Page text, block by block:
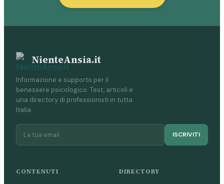
NienteAnsia.it
Informazione e supporto per il
benessere psicologico. Test, articoli e
una directory di professionisti in tutta
Italia.
ISCRIVITI
CONTENUTI DIRECTORY